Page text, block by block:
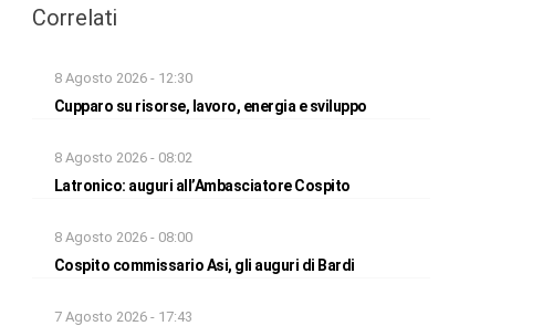
Correlati
8 Agosto 2026 - 12:30
Cupparo su risorse, lavoro, energia e sviluppo
8 Agosto 2026 - 08:02
Latronico: auguri all’Ambasciatore Cospito
8 Agosto 2026 - 08:00
Cospito commissario Asi, gli auguri di Bardi
7 Agosto 2026 - 17:43